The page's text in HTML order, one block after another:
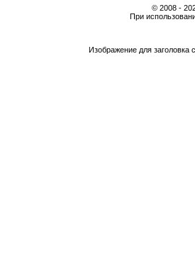
© 2008 -
При
Изображение для